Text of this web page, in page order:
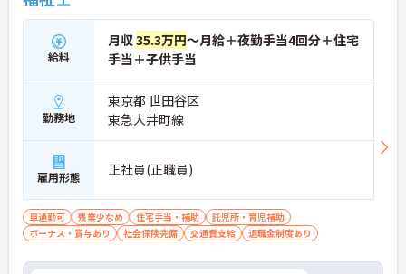
給料
月収35.3万円～月給＋夜勤手当4回分＋住宅
手当＋子供手当
勤務地
東京都 世田谷区
東急大井町線
雇用形態 正社員(正職員)
車通勤可 残業少なめ 住宅手当・補助
託児所・育児補助
ボーナス・賞与あり
社会保険完備 交通費支給 退職金制度あり